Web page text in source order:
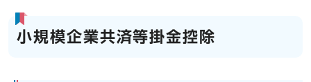
小規模企業共済等掛金控除